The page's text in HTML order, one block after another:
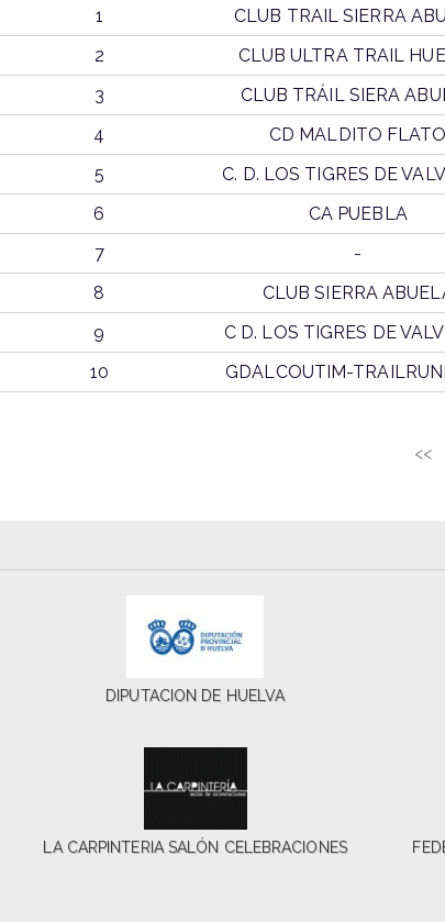
1 CLUB TRAIL SIERRA
2 CLUB ULTRA TRAIL
3 CLUB TRÁIL SIERA
4 CD MALDITO FLATO
5 C. D. LOS TIGRES DE
6 CA PUEBLA
7 -
8 CLUB SIERRA
9 C D. LOS TIGRES DE
10 GDALCOUTIM-
<<
DIPUTACION DE HUELVA
LA CARPINTERIA SALÓN CELEBRACIONES